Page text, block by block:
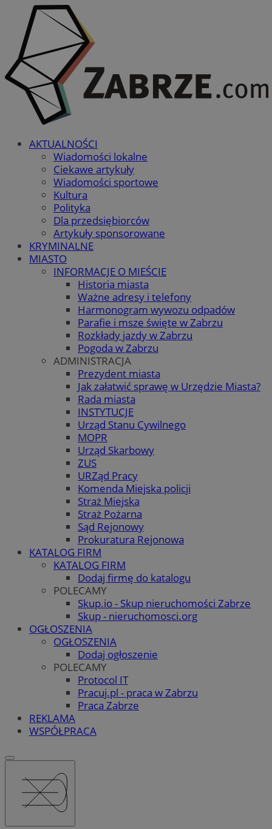
AKTUALNOŚCI
Wiadomości lokalne
Ciekawe artykuły
Wiadomości sportowe
Kultura
Polityka
Dla przedsiębiorców
Artykuły sponsorowane
KRYMINALNE
MIASTO
INFORMACJE O MIEŚCIE
Historia miasta
Ważne adresy i telefony
Harmonogram wywozu odpadów
Parafie i msze święte w Zabrzu
Rozkłady jazdy w Zabrzu
Pogoda w Zabrzu
ADMINISTRACJA
Prezydent miasta
Jak załatwić sprawę w Urzędzie Miasta?
Rada miasta
INSTYTUCJE
Urząd Stanu Cywilnego
MOPR
Urząd Skarbowy
ZUS
URZąd Pracy
Komenda Miejska policji
Straż Miejska
Straż Pożarna
Sąd Rejonowy
Prokuratura Rejonowa
KATALOG FIRM
KATALOG FIRM
Dodaj firmę do katalogu
POLECAMY
Skup.io - Skup nieruchomości Zabrze
Skup - nieruchomosci.org
OGŁOSZENIA
OGŁOSZENIA
Dodaj ogłoszenie
POLECAMY
Protocol IT
Pracuj.pl - praca w Zabrzu
Praca Zabrze
REKLAMA
WSPÓŁPRACA